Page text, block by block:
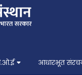
आधारभूत